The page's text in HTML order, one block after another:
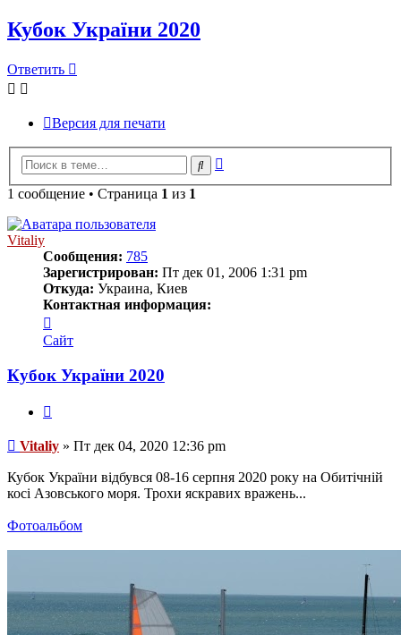
Кубок України 2020
Ответить
Версия для печати
Поиск
1 сообщение • Страница 1 из 1
Vitaliy
Сообщения: 785
Зарегистрирован: Пт дек 01, 2006 1:31 pm
Откуда: Украина, Киев
Контактная информация:
информация
пользователя
Vitaliy
Сайт
Кубок України 2020
Сообщение
Vitaliy » Пт дек 04, 2020 12:36 pm
Кубок України відбувся 08-16 серпня 2020 року на Обитічній
косі Азовського моря. Трохи яскравих вражень...
Фотоальбом